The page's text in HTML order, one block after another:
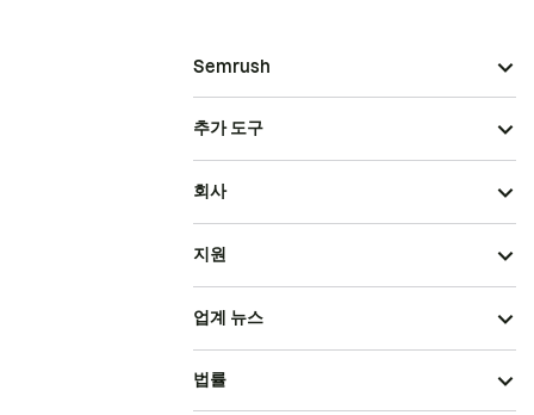
Semrush
추가 도구
회사
지원
업계 뉴스
법률